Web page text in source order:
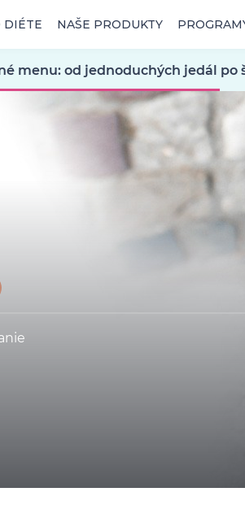
DIÉTE NAŠE PRODUKTY
menu: od jednoduchých jedál po